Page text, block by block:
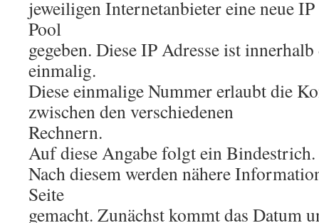
jeweiligen Internetanbieter eine neue
Pool
gegeben. Diese IP Adresse ist
einmalig.
Diese einmalige Nummer erlaubt die
zwischen den verschiedenen
Rechnern.
Auf diese Angabe folgt ein Bindestrich.
Nach diesem werden nähere
Seite
gemacht. Zunächst kommt das Datum